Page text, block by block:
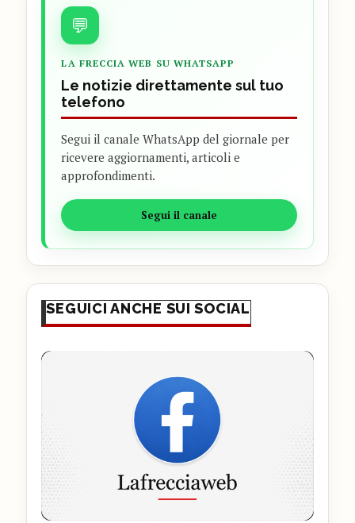
💬
LA FRECCIA WEB SU WHATSAPP
Le notizie direttamente sul tuo
telefono
Segui il canale WhatsApp del giornale per
ricevere aggiornamenti, articoli e
approfondimenti.
Segui il canale
SEGUICI ANCHE SUI SOCIAL